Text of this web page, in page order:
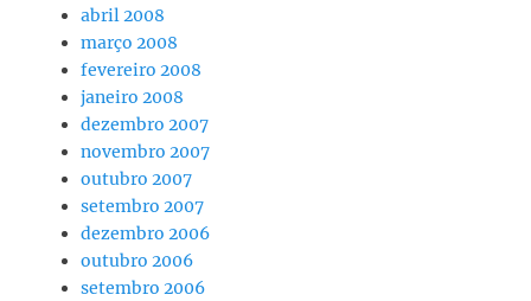
abril 2008
março 2008
fevereiro 2008
janeiro 2008
dezembro 2007
novembro 2007
outubro 2007
setembro 2007
dezembro 2006
outubro 2006
setembro 2006